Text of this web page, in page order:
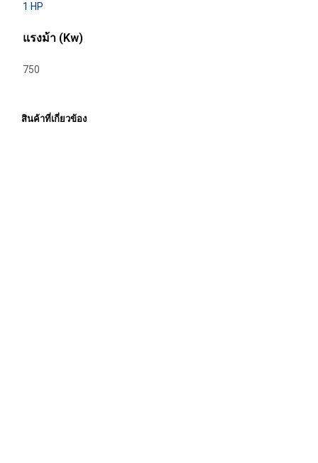
1 HP
แรงม้า (Kw)
750
สินค้าที่เกี่ยวข้อง